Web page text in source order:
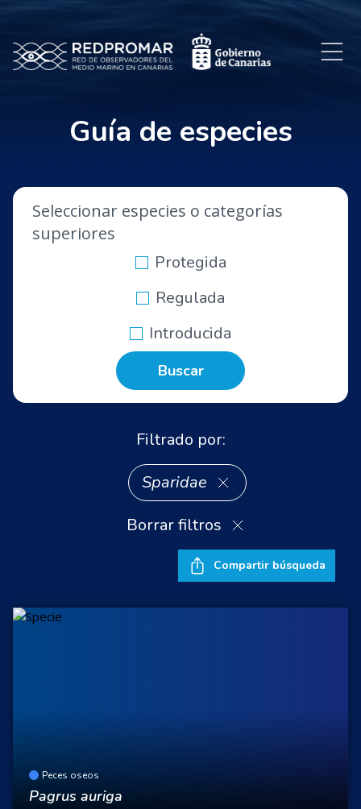
Guía de especies
Seleccionar especies o categorías
superiores
Protegida
Regulada
Introducida
Buscar
Filtrado por:
Sparidae
Borrar filtros
Compartir búsqueda
Peces oseos
Pagrus auriga